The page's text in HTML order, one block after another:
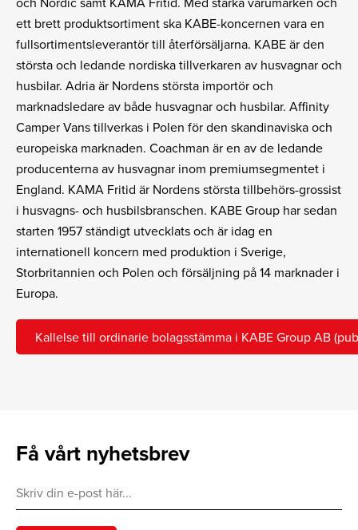
ett brett produktsortiment ska KABE-koncernen vara en
fullsortimentsleverantör till återförsäljarna. KABE är den
största och ledande nordiska tillverkaren av husvagnar och
husbilar. Adria är Nordens största importör och
marknadsledare av både husvagnar och husbilar. Affinity
Camper Vans tillverkas i Polen för den skandinaviska och
europeiska marknaden. Coachman är en av de ledande
producenterna av husvagnar inom premiumsegmentet i
England. KAMA Fritid är Nordens största tillbehörs-grossist
i husvagns- och husbilsbranschen. KABE Group har sedan
starten 1957 ständigt utvecklats och är idag en
internationell koncern med produktion i Sverige,
Storbritannien och Polen och försäljning på 14 marknader i
Europa.
Kallelse till ordinarie bolagsstämma i KABE Group AB
Få vårt nyhetsbrev